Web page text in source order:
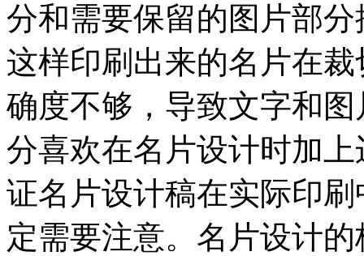
分和需要保留的图片部
这样印刷出来的名片在
确度不够，导致文字和
分喜欢在名片设计时加
证名片设计稿在实际印
定需要注意。名片设计